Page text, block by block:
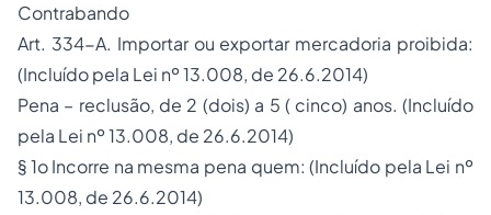
Contrabando
Art. 334-A. Importar ou exportar mercadoria proibida:
(Incluído pela Lei nº 13.008, de 26.6.2014)
Pena – reclusão, de 2 (dois) a 5 ( cinco) anos. (Incluído
pela Lei nº 13.008, de 26.6.2014)
§ 1o Incorre na mesma pena quem: (Incluído pela Lei nº
13.008, de 26.6.2014)